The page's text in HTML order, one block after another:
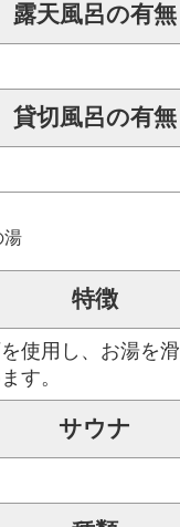
露天風呂の有無
貸切風呂の有無
湯
特徴
使用し、お湯を
す。
サウナ